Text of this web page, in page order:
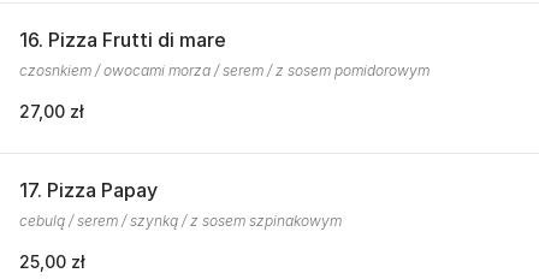
16. Pizza Frutti di mare
czosnkiem / owocami morza / serem / z sosem pomidorowym
27,00 zł
17. Pizza Papay
cebulą / serem / szynką / z sosem szpinakowym
25,00 zł